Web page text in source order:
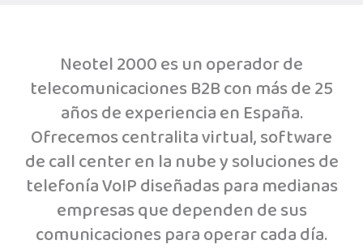
Neotel 2000 es un operador de
telecomunicaciones B2B con más de 25
años de experiencia en España.
Ofrecemos centralita virtual, software
de call center en la nube y soluciones de
telefonía VoIP diseñadas para medianas
empresas que dependen de sus
comunicaciones para operar cada día.